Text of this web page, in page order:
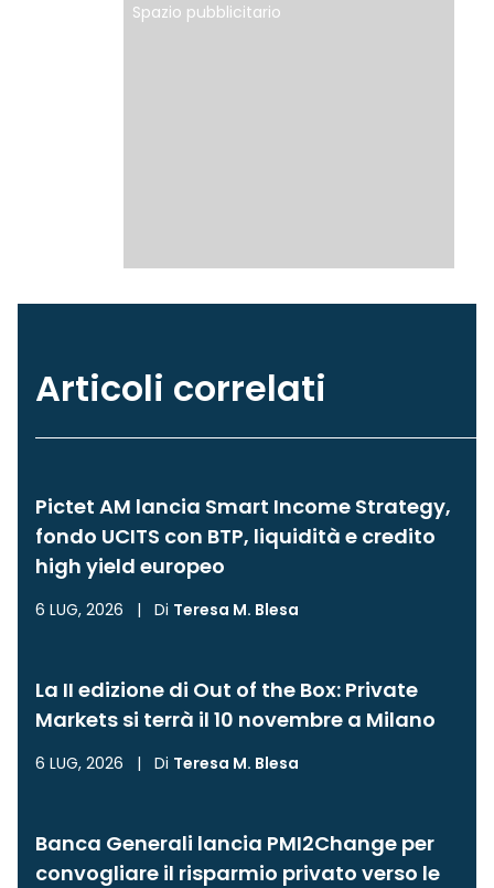
Spazio pubblicitario
Articoli correlati
Pictet AM lancia Smart Income Strategy,
fondo UCITS con BTP, liquidità e credito
high yield europeo
6 LUG, 2026 | Di Teresa M. Blesa
La II edizione di Out of the Box: Private
Markets si terrà il 10 novembre a Milano
6 LUG, 2026 | Di Teresa M. Blesa
Banca Generali lancia PMI2Change per
convogliare il risparmio privato verso le